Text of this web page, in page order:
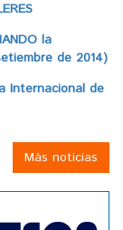
la
de 2014)
Internacional de
Más noticias